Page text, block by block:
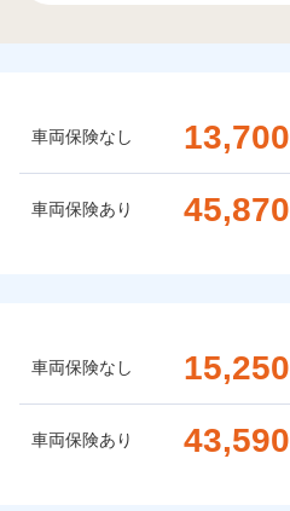
車両保険なし 13,700
車両保険あり 45,870
車両保険なし 15,250
車両保険あり 43,590